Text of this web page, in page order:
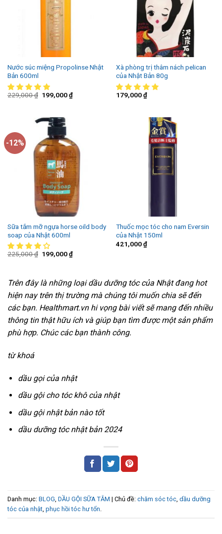
Nước súc miệng Propolinse Nhật
Bản 600ml
229,000₫ 199,000₫
Xà phòng trị thâm nách pelican
của Nhật Bản 80g
179,000₫
-12%
Sữa tắm mỡ ngựa horse oild body
soap của Nhật 600ml
225,000₫ 199,000₫
Thuốc mọc tóc cho nam Eversin
của Nhật 150ml
421,000₫
Trên đây là những loại dầu dưỡng tóc của Nhật đang hot
hiện nay trên thị trường mà chúng tôi muốn chia sẽ đến
các bạn. Healthmart.vn hi vọng bài viết sẽ mang đến nhiều
thông tin thật hữu ích và giúp bạn tìm được một sản phẩm
phù hợp. Chúc các bạn thành công.
từ khoá
dầu gọi của nhật
dầu gội cho tóc khô của nhật
dầu gội nhật bản nào tốt
dầu dưỡng tóc nhật bản 2024
Danh mục: BLOG DẦU GỘI SỮA TẮM | Chủ đề: chăm sóc tóc dầu dưỡng
tóc của nhật phục hồi tóc hư tổn